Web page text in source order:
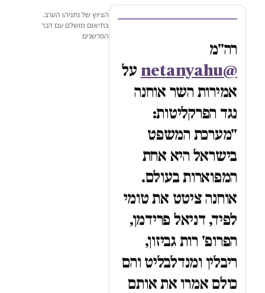
רה"מ
@netanyahu
על
אמירות השר אוחנה
נגד הפרקליטות:
"מערכת המשפט
בישראל היא אחת
המפוארות בעולם.
אוחנה ציטט את טומי
לפיד, דניאל פרידמן,
הפרופ' רות גביזון,
ריבלין ומנדלבליט והם
כולם אמרו את אותם
הציוץ של נתניהו הערב.
בתיאום מושלם עם דבר
הפרשנים